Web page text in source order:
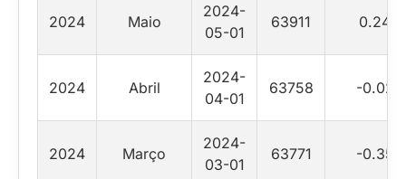
2024 Maio
2024-
05-01
63911 0.24
2024 Abril
2024-
04-01
63758 -0.02
2024 Março
2024-
03-01
63771 -0.35